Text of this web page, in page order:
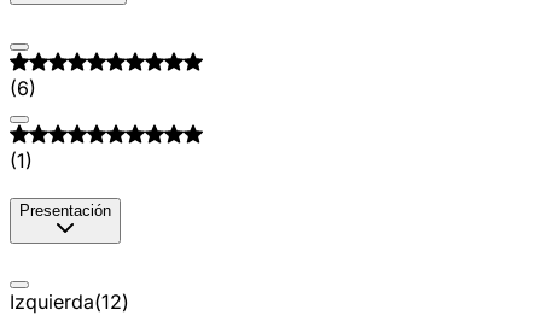
(6)
(1)
Presentación
Izquierda(12)